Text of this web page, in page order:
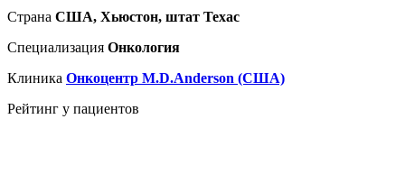
Страна США, Хьюстон, штат Техас
Специализация Онкология
Клиника Онкоцентр M.D.Anderson (США)
Рейтинг у пациентов